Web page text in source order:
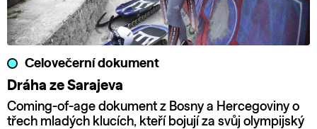
Celovečerní dokument
Dráha ze Sarajeva
Coming-of-age dokument z Bosny a Hercegoviny o
třech mladých klucích, kteří bojují za svůj olympijský